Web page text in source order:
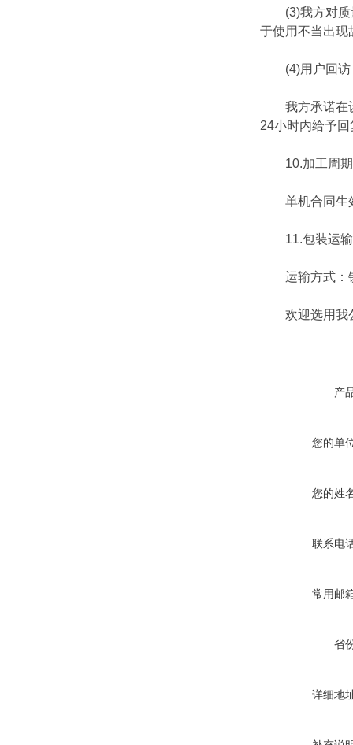
(3)我方对质量
于使用不当出现
(4)用户回访
我方承诺在设
24小时内给予回
10.加工周期
单机合同生
11.包装运输
运输方式：铁
欢迎选用我公
产
您的单
您的姓
联系电
常用邮
省
详细地